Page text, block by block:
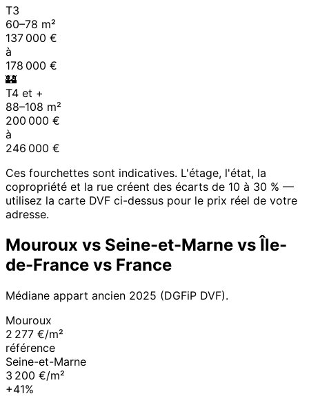
T3
60–78 m²
137 000 €
à
178 000 €
🏰
T4 et +
88–108 m²
200 000 €
à
246 000 €
Ces fourchettes sont indicatives. L'étage, l'état, la
copropriété et la rue créent des écarts de 10 à 30 % —
utilisez la carte DVF ci-dessus pour le prix réel de votre
adresse.
Mouroux vs Seine-et-Marne vs Île-
de-France vs France
Médiane appart ancien 2025 (DGFiP DVF).
Mouroux
2 277 €/m²
référence
Seine-et-Marne
3 200 €/m²
+41%